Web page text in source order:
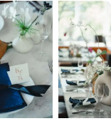
と思います
も何もつけず